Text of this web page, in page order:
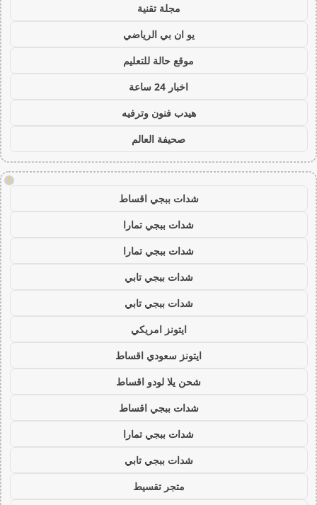
مجلة تقنية
يو ان بي الرياضي
موقع حالة للتعليم
اخبار 24 ساعة
هيدب فنون وترفيه
صحيفة العالم
!
شدات ببجي اقساط
شدات ببجي تمارا
شدات ببجي تمارا
شدات ببجي تابي
شدات ببجي تابي
ايتونز امريكي
ايتونز سعودي اقساط
شحن يلا لودو اقساط
شدات ببجي اقساط
شدات ببجي تمارا
شدات ببجي تابي
متجر تقسيط